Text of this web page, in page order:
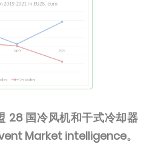
28 国冷风机和干式冷却器
Market intelligence。